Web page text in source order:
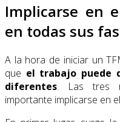
Implicarse en
en todas sus
A la hora de iniciar un
que el trabajo puede
diferentes. Las tres
importante implicarse en